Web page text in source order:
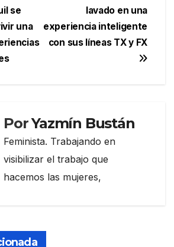
lavado en una
experiencia inteligente
con sus líneas TX y FX
se
una
PorYazmín Bustán
Feminista. Trabajando en
visibilizar el trabajo que
hacemos las mujeres,